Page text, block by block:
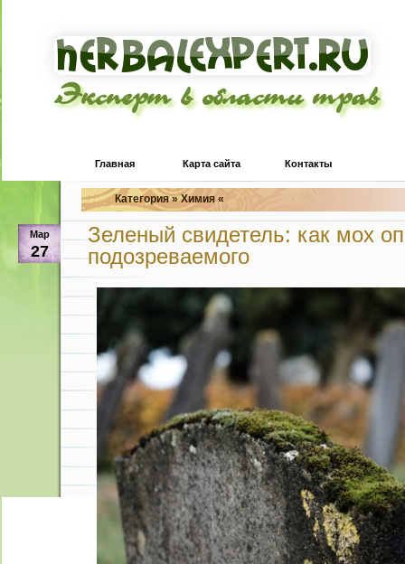
Эксперт в области трав
Главная Карта сайта Контакты
Категория » Химия «
Мар
27
Зеленый свидетель: как мох
подозреваемого